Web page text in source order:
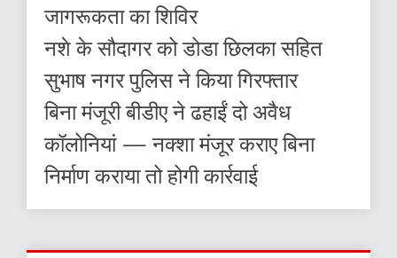
जागरूकता का शिविर
नशे के सौदागर को डोडा छिलका सहित
सुभाष नगर पुलिस ने किया गिरफ्तार
बिना मंजूरी बीडीए ने ढहाईं दो अवैध
कॉलोनियां — नक्शा मंजूर कराए बिना
निर्माण कराया तो होगी कार्रवाई